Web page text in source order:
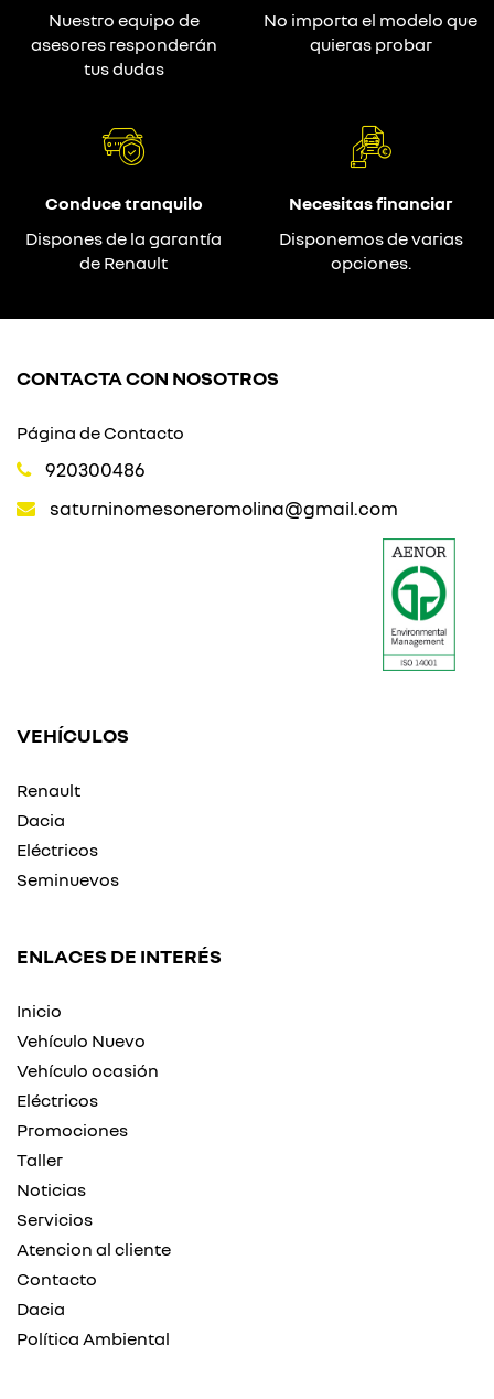
Nuestro equipo de
asesores responderán
tus dudas
No importa el modelo que
quieras probar
Conduce tranquilo
Dispones de la garantía
de Renault
Necesitas financiar
Disponemos de varias
opciones.
CONTACTA CON NOSOTROS
Página de Contacto
920300486
saturninomesoneromolina@gmail.com
VEHÍCULOS
Renault
Dacia
Eléctricos
Seminuevos
ENLACES DE INTERÉS
Inicio
Vehículo Nuevo
Vehículo ocasión
Eléctricos
Promociones
Taller
Noticias
Servicios
Atencion al cliente
Contacto
Dacia
Política Ambiental